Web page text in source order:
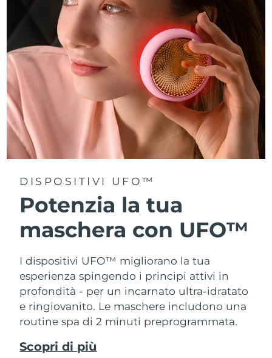
DISPOSITIVI UFO™
Potenzia la tua
maschera con UFO™
I dispositivi UFO™ migliorano la tua
esperienza spingendo i principi attivi in
profondità - per un incarnato ultra-idratato
e ringiovanito. Le maschere includono una
routine spa di 2 minuti preprogrammata.
Scopri di più
Emirati Arabi Uniti Consegna stimata
Regno Unito Consegna stimata10/8/26
Stati Uniti Consegna stimata11/8/26
Uzbekistan Consegna stimata 15/8/26
Vietnam Consegna stimata 16/8/26